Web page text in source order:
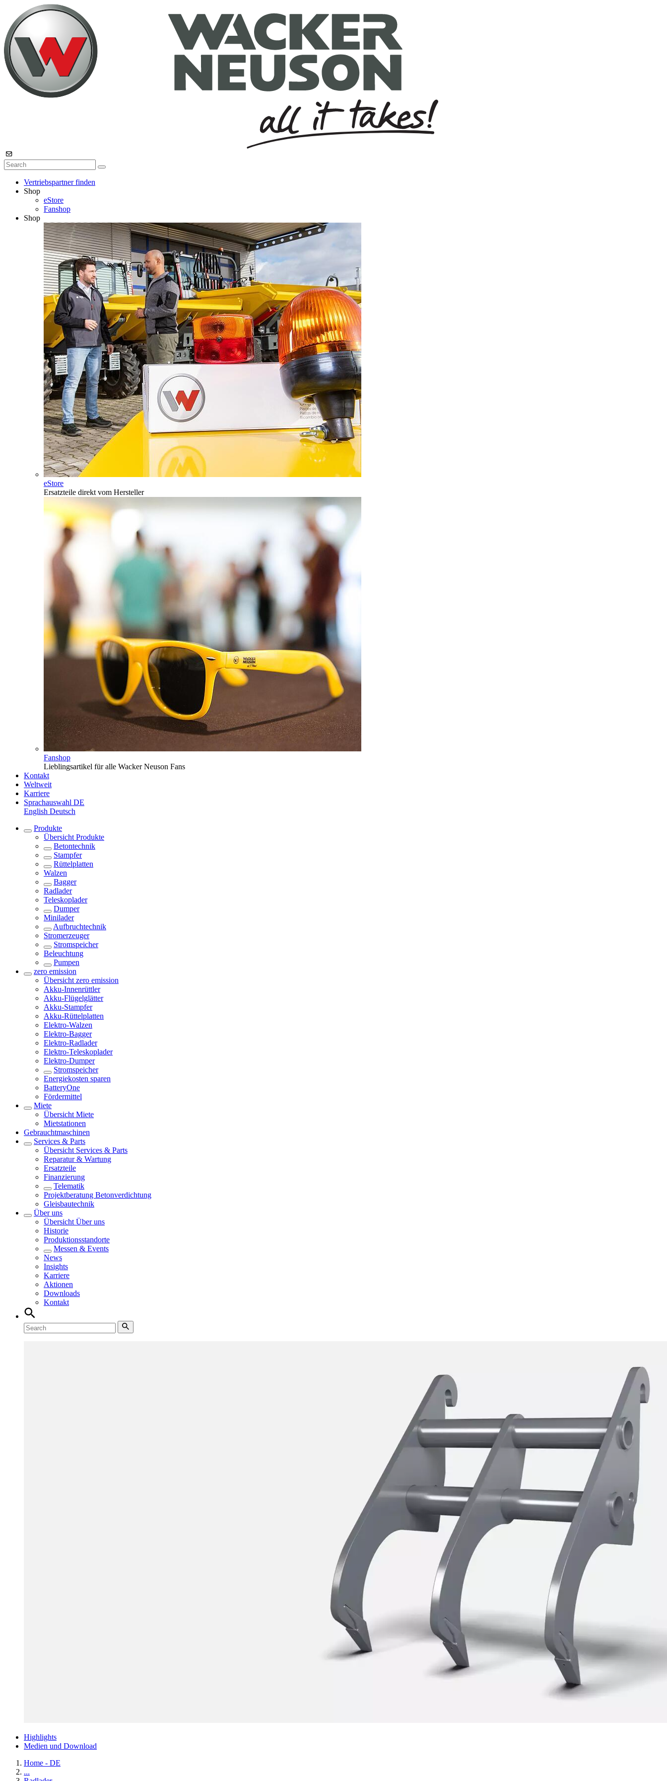
Vertriebspartner finden
Shop
eStore
Fanshop
Shop
eStore
Ersatzteile direkt vom Hersteller
Fanshop
Lieblingsartikel für alle Wacker Neuson Fans
Kontakt
Weltweit
Karriere
Sprachauswahl DE
English Deutsch
Produkte
Übersicht Produkte
Betontechnik
Stampfer
Rüttelplatten
Walzen
Bagger
Radlader
Teleskoplader
Dumper
Minilader
Aufbruchtechnik
Stromerzeuger
Stromspeicher
Beleuchtung
Pumpen
zero emission
Übersicht zero emission
Akku-Innenrüttler
Akku-Flügelglätter
Akku-Stampfer
Akku-Rüttelplatten
Elektro-Walzen
Elektro-Bagger
Elektro-Radlader
Elektro-Teleskoplader
Elektro-Dumper
Stromspeicher
Energiekosten sparen
BatteryOne
Fördermittel
Miete
Übersicht Miete
Mietstationen
Gebrauchtmaschinen
Services & Parts
Übersicht Services & Parts
Reparatur & Wartung
Ersatzteile
Finanzierung
Telematik
Projektberatung Betonverdichtung
Gleisbautechnik
Über uns
Übersicht Über uns
Historie
Produktionsstandorte
Messen & Events
News
Insights
Karriere
Aktionen
Downloads
Kontakt
Highlights
Medien und Download
Home - DE
...